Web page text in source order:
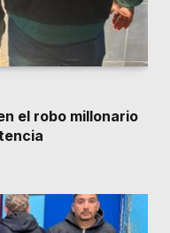
el robo millonario